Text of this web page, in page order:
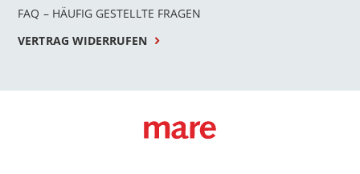
FAQ – HÄUFIG GESTELLTE FRAGEN
VERTRAG WIDERRUFEN